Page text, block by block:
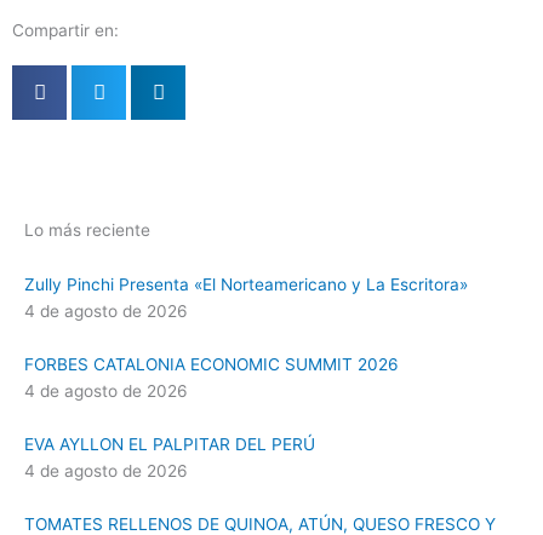
Compartir en:
Lo más reciente
Zully Pinchi Presenta «El Norteamericano y La Escritora»
4 de agosto de 2026
FORBES CATALONIA ECONOMIC SUMMIT 2026
4 de agosto de 2026
EVA AYLLON EL PALPITAR DEL PERÚ
4 de agosto de 2026
TOMATES RELLENOS DE QUINOA, ATÚN, QUESO FRESCO Y